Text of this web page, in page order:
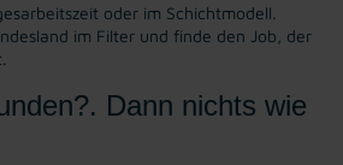
oder im Schichtmodell.
im Filter und finde den Job, der
Dann nichts wie